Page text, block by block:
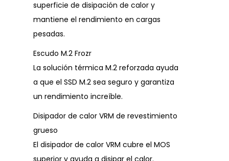
superficie de disipación de calor y
mantiene el rendimiento en cargas
pesadas.
Escudo M.2 Frozr
La solución térmica M.2 reforzada ayuda
a que el SSD M.2 sea seguro y garantiza
un rendimiento increíble.
Disipador de calor VRM de revestimiento
grueso
El disipador de calor VRM cubre el MOS